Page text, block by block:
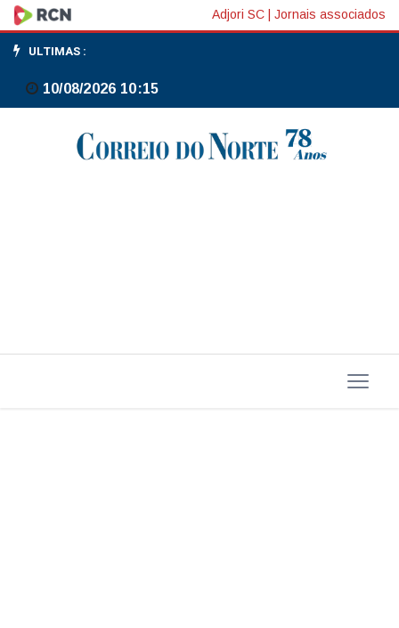
Tese
da
AGU
obriga
pensão
Adjori SC Jornais associados
ULTIMAS :
10/08/2026 10:15